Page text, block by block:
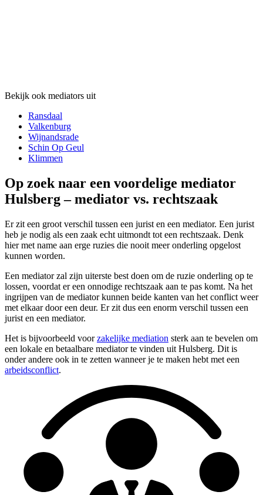
Bekijk ook mediators uit
Ransdaal
Valkenburg
Wijnandsrade
Schin Op Geul
Klimmen
Op zoek naar een voordelige mediator
Hulsberg – mediator vs. rechtszaak
Er zit een groot verschil tussen een jurist en een mediator. Een jurist
heb je nodig als een zaak echt uitmondt tot een rechtszaak. Denk
hier met name aan erge ruzies die nooit meer onderling opgelost
kunnen worden.
Een mediator zal zijn uiterste best doen om de ruzie onderling op te
lossen, voordat er een onnodige rechtszaak aan te pas komt. Na het
ingrijpen van de mediator kunnen beide kanten van het conflict weer
met elkaar door een deur. Er zit dus een enorm verschil tussen een
jurist en een mediator.
Het is bijvoorbeeld voorzakelijke mediation sterk aan te bevelen om
een lokale en betaalbare mediator te vinden uit Hulsberg. Dit is
onder andere ook in te zetten wanneer je te maken hebt met een
arbeidsconflict.